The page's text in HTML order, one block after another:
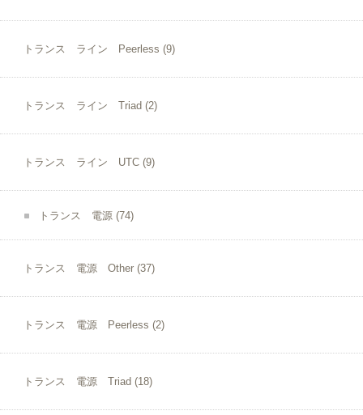
トランス ライン Peerless (9)
トランス ライン Triad (2)
トランス ライン UTC (9)
トランス 電源 (74)
トランス 電源 Other (37)
トランス 電源 Peerless (2)
トランス 電源 Triad (18)